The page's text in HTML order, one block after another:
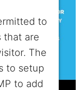
to
that are
The
to setup
to add